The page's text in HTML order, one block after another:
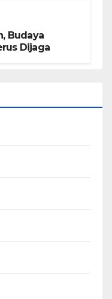
Budaya
Dijaga